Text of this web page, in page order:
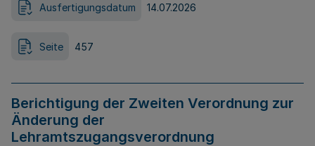
Ausfertigungsdatum 14.07.2026
Seite 457
Berichtigung der Zweiten Verordnung zur
Änderung der
Lehramtszugangsverordnung